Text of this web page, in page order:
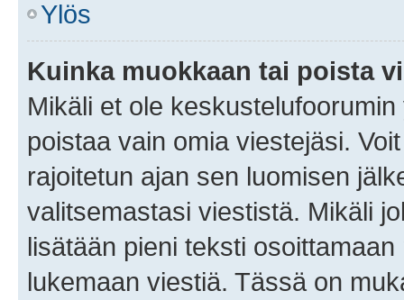
Ylös
Kuinka muokkaan tai poista
Mikäli et ole
poistaa vain omia viestejäsi.
rajoitetun ajan sen luomisen
valitsemastasi viestistä. Mikäli
lisätään pieni teksti
lukemaan viestiä. Tässä on